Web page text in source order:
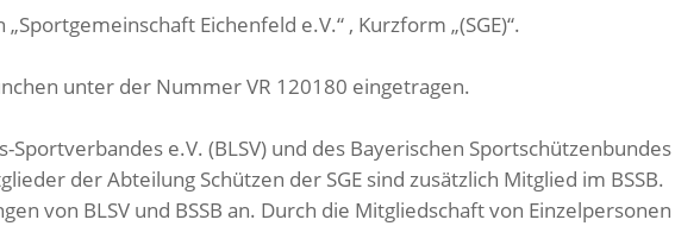
Eichenfeld e.V.“ , Kurzform „(SGE)“.
unter der Nummer VR 120180 eingetragen.
e.V. (BLSV) und des Bayerischen Sportschützenbundes
der Abteilung Schützen der SGE sind zusätzlich Mitglied im BSSB.
von BLSV und BSSB an. Durch die Mitgliedschaft von